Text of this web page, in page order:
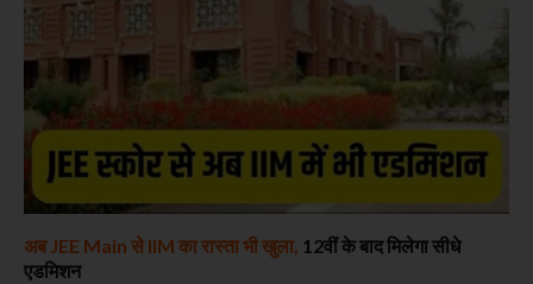
अब JEE Main से IIM का रास्ता भी खुला, 12वीं के बाद मिलेगा सीधे
एडमिशन